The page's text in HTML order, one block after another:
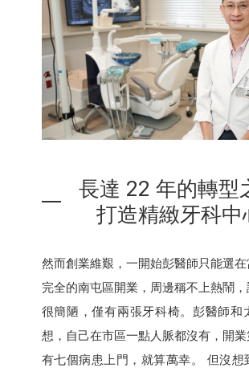
長達 22 年的轉型
打造精緻牙科中
然而創業維艱，一開始彭醫師只能選
完全的南屯區開業，周邊稱不上熱鬧
很簡陋，僅有兩張牙科椅。彭醫師和
想，自己在市區一點人脈都沒有，開
有七個病患上門，就算萬幸。 但沒想